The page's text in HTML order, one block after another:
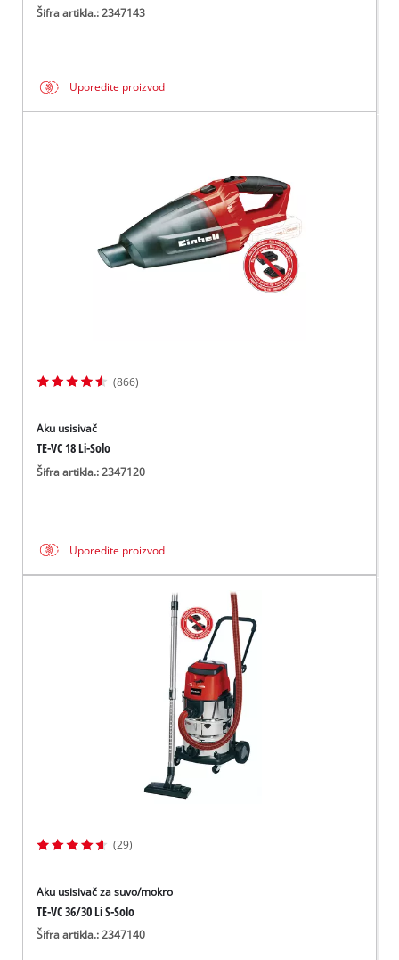
Šifra artikla.: 2347143
Uporedite proizvod
(866)
Aku usisivač
TE-VC 18 Li-Solo
Šifra artikla.: 2347120
Uporedite proizvod
(29)
Aku usisivač za suvo/mokro
TE-VC 36/30 Li S-Solo
Šifra artikla.: 2347140